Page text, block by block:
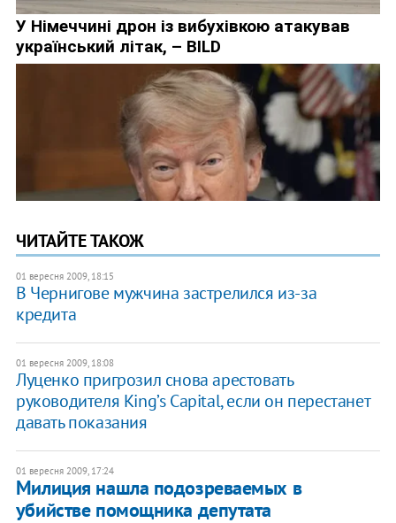
ЧИТАЙТЕ ТАКОЖ
01 вересня 2009, 18:15
В Чернигове мужчина застрелился из-за
кредита
01 вересня 2009, 18:08
Луценко пригрозил снова арестовать
руководителя King’s Capital, если он перестанет
давать показания
01 вересня 2009, 17:24
Милиция нашла подозреваемых в
убийстве помощника депутата